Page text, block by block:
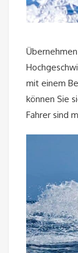
mit einem
können Sie
Fahrer sind